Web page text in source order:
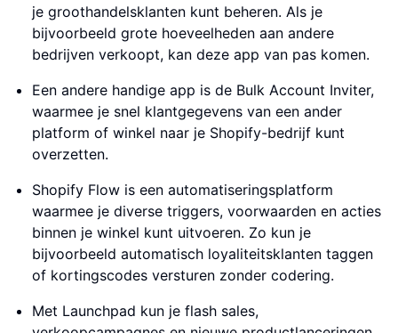
je groothandelsklanten kunt beheren. Als je
bijvoorbeeld grote hoeveelheden aan andere
bedrijven verkoopt, kan deze app van pas komen.
Een andere handige app is de Bulk Account Inviter,
waarmee je snel klantgegevens van een ander
platform of winkel naar je Shopify-bedrijf kunt
overzetten.
Shopify Flow is een automatiseringsplatform
waarmee je diverse triggers, voorwaarden en acties
binnen je winkel kunt uitvoeren. Zo kun je
bijvoorbeeld automatisch loyaliteitsklanten taggen
of kortingscodes versturen zonder codering.
Met Launchpad kun je flash sales,